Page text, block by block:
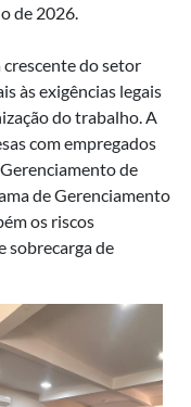
de 2026.
crescente do setor
às exigências legais
do trabalho. A
com empregados
de
de Gerenciamento
os riscos
sobrecarga de